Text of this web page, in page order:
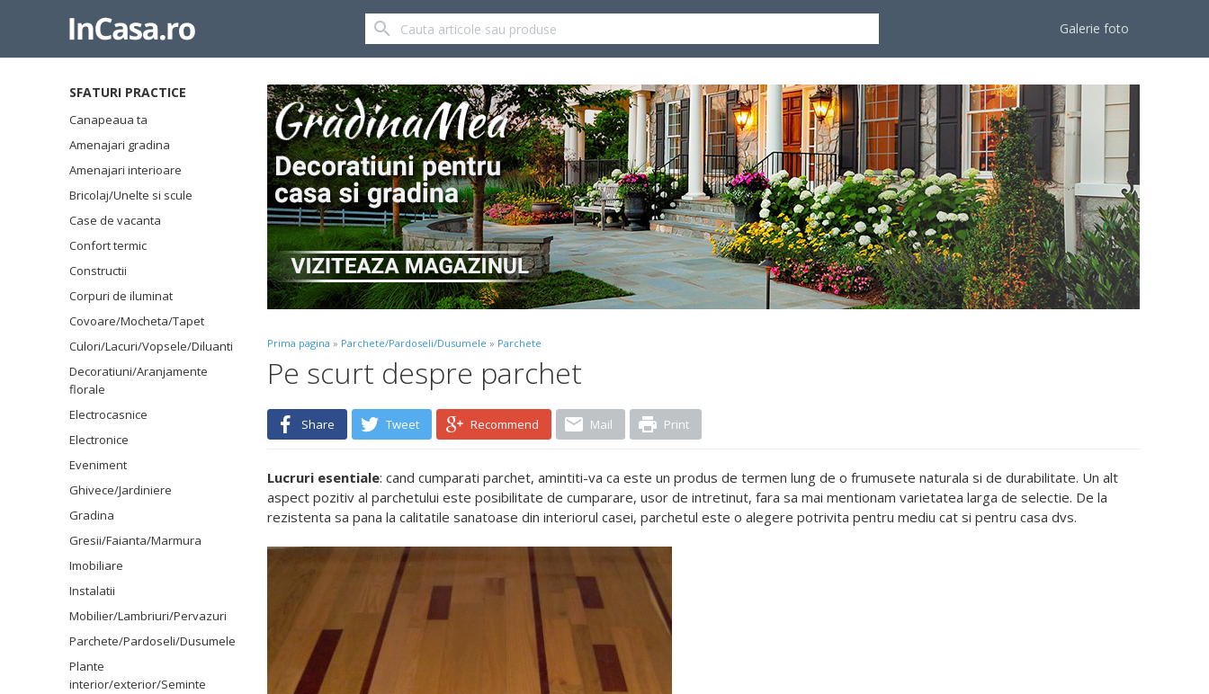
Galerie foto
SFATURI PRACTICE
Canapeaua ta
Amenajari gradina
Amenajari interioare
Bricolaj/Unelte si scule
Case de vacanta
Confort termic
Constructii
Corpuri de iluminat
Covoare/Mocheta/Tapet
Culori/Lacuri/Vopsele/Diluanti
Decoratiuni/Aranjamente
florale
Electrocasnice
Electronice
Eveniment
Ghivece/Jardiniere
Gradina
Gresii/Faianta/Marmura
Imobiliare
Instalatii
Mobilier/Lambriuri/Pervazuri
Parchete/Pardoseli/Dusumele
Plante
interior/exterior/Seminte
Prima pagina » Parchete/Pardoseli/Dusumele » Parchete
Pe scurt despre parchet
Share Tweet Recommend Mail Print
Lucruri esentiale: cand cumparati parchet, amintiti-va ca este un produs de termen lung de o frumusete naturala si de durabilitate. Un alt
aspect pozitiv al parchetului este posibilitate de cumparare, usor de intretinut, fara sa mai mentionam varietatea larga de selectie. De la
rezistenta sa pana la calitatile sanatoase din interiorul casei, parchetul este o alegere potrivita pentru mediu cat si pentru casa dvs.